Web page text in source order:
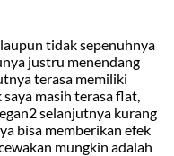
tidak sepenuhnya
justru menendang
terasa memiliki
masih terasa flat,
selanjutnya kurang
bisa memberikan efek
mungkin adalah